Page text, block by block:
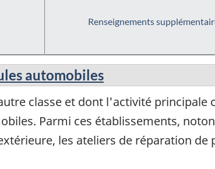
Renseignements
automobiles
classe et dont l'activité principale
Parmi ces établissements,
les ateliers de réparation de